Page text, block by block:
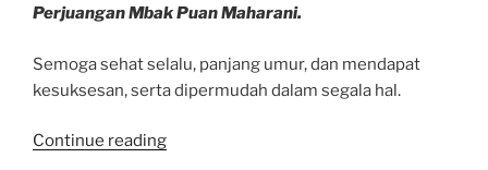
Perjuangan Mbak Puan Maharani.
Semoga sehat selalu, panjang umur, dan mendapat
kesuksesan, serta dipermudah dalam segala hal.
Continue reading“Selamat